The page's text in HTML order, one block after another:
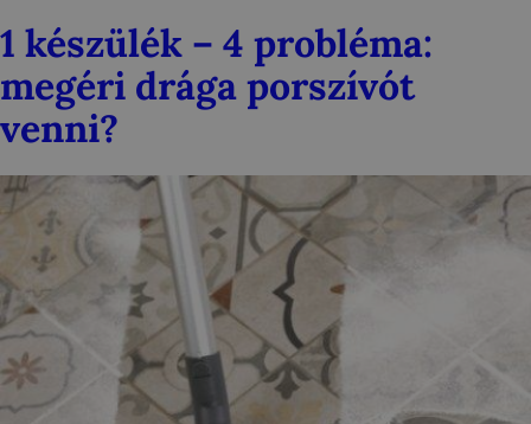
1 készülék – 4 probléma:
megéri drága porszívót
venni?